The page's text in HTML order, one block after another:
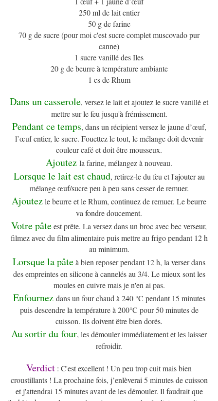
250 ml de lait entier
50 g de farine
70 g de sucre (pour moi c'est sucre complet muscovado pur
canne)
1 sucre vanillé des Iles
20 g de beurre à température ambiante
1 cs de Rhum
Dans un casserole, versez le lait et ajoutez le sucre vanillé et
mettre sur le feu jusqu'à frémissement.
Pendant ce temps, dans un récipient versez le jaune d’œuf,
l’œuf entier, le sucre. Fouettez le tout, le mélange doit devenir
couleur café et doit être mousseux.
Ajoutez la farine, mélangez à nouveau.
Lorsque le lait est chaud, retirez-le du feu et l'ajouter au
mélange œuf/sucre peu à peu sans cesser de remuer.
Ajoutezle beurre et le Rhum, continuez de remuer. Le beurre
va fondre doucement.
Votre pâteest prête. La versez dans un broc avec bec verseur,
filmez avec du film alimentaire puis mettre au frigo pendant 12 h
au minimum.
Lorsque la pâteà bien reposer pendant 12 h, la verser dans
des empreintes en silicone à cannelés au 3/4. Le mieux sont les
moules en cuivre mais je n'en ai pas.
Enfournez dans un four chaud à 240 °C pendant 15 minutes
puis descendre la température à 200°C pour 50 minutes de
cuisson. Ils doivent être bien dorés.
Au sortir du four, les démouler immédiatement et les laisser
refroidir.
Verdict : C'est excellent ! Un peu trop cuit mais bien
croustillants ! La prochaine fois, j’enlèverai 5 minutes de cuisson
et j'attendrai 15 minutes avant de les démouler. Il faudrait que